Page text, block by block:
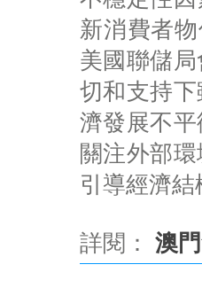
新消費者
美國聯儲
切和支持
濟發展不
關注外部
引導經濟
詳閱： 澳